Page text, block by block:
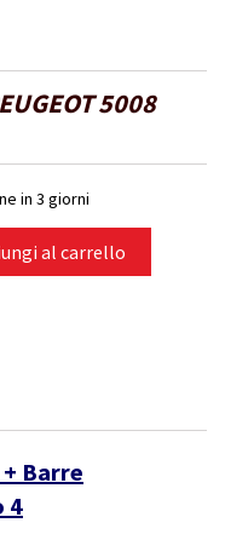
5008
in 3 giorni
al carrello
Barre
4